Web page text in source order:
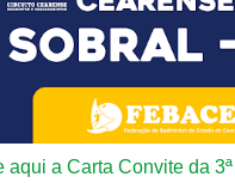
aqui a Carta Convite da